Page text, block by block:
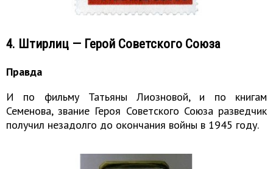
4. Штирлиц — Герой Советского Союза
Правда
И по фильму Татьяны Лиозновой, и по книгам
Семенова, звание Героя Советского Союза разведчик
получил незадолго до окончания войны в 1945 году.